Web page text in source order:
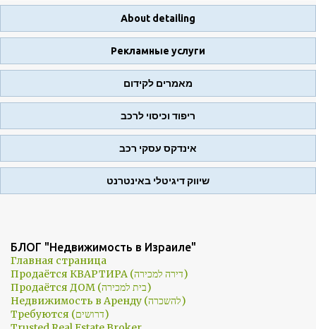
About detailing
Рекламные услуги
מאמרים לקידום
ריפוד וכיסוי לרכב
אינדקס עסקי רכב
שיווק דיגיטלי באינטרנט
БЛОГ "Недвижимость в Израиле"
Главная страница
Продаётся КВАРТИРА (דירה למכירה)
Продаётся ДОМ (בית למכירה)
Недвижимость в Аренду (להשכרה)
Требуются (דרושים)